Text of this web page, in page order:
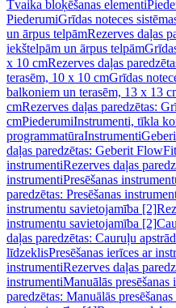
Tvaika bloķēšanas elementi
PiederumiGrīdas noteces
un ārpus telpāmRezerves daļas
iekštelpām un ārpus telpām
x 10 cmRezerves daļas
terasēm, 10 x 10 cmGrīdas
balkoniem un terasēm, 13 x 13
cmRezerves daļas paredzētas:
cmPiederumiInstrumenti, tīkla
programmatūraInstrumenti
daļas paredzētas: Geberit
instrumentiRezerves daļas
instrumentiPresēšanas
paredzētas: Presēšanas
instrumentu savietojamība [2]
instrumentu savietojamība [2]
daļas paredzētas: Cauruļu
līdzeklisPresēšanas ierīces ar
instrumentiRezerves daļas
instrumentiManuālās presēšanas
paredzētas: Manuālās